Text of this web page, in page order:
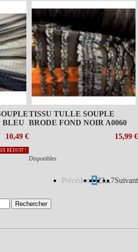
BLEU
10,49 €
RÉDUIT !
TISSU TULLE SOUPLE
BRODE FOND NOIR A0060
15,99 €
Disponibles
Précédent123...7Suivant